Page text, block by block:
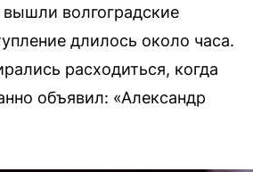
вышли волгоградские
длилось около часа.
расходиться, когда
объявил: «Александр